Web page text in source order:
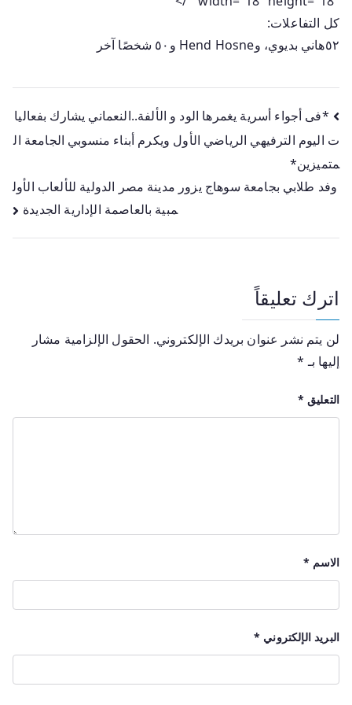
كل التفاعلات:
٥٢هاني بديوي، وHend Hosne و٥٠ شخصًا آخر
*فى أجواء أسرية يغمرها الود و الألفة..النعماني يشارك بفعاليا
ت اليوم الترفيهي الرياضي الأول ويكرم أبناء منسوبي الجامعة ال
متميزين*
وفد طلابي بجامعة سوهاج يزور مدينة مصر الدولية للألعاب الأول
مبية بالعاصمة الإدارية الجديدة
اترك تعليقاً
لن يتم نشر عنوان بريدك الإلكتروني. الحقول الإلزامية مشار
إليها بـ *
التعليق *
الاسم *
البريد الإلكتروني *